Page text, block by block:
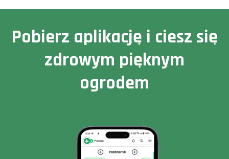
Pobierz aplikację i ciesz się
zdrowym pięknym
ogrodem